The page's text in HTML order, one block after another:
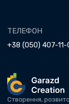
ТЕЛЕФОН
+38 (050) 407-11-
Створення,